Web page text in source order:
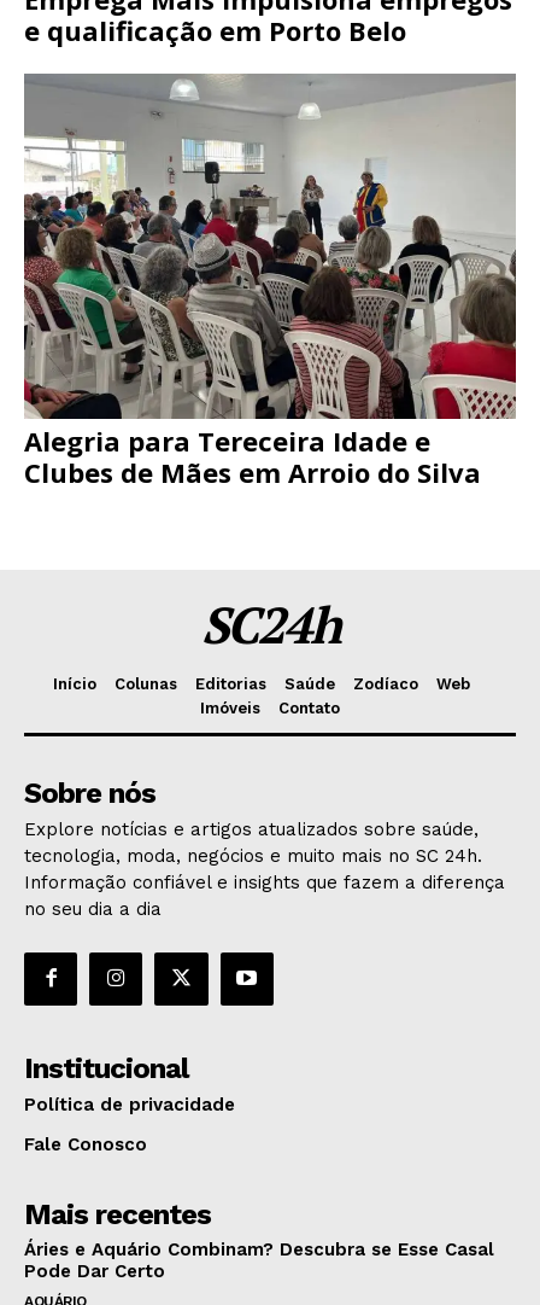
e qualificação em Porto Belo
Alegria para Tereceira Idade e
Clubes de Mães em Arroio do Silva
SC24h
Início Colunas Editorias Saúde Zodíaco
Web
Imóveis
Contato
Sobre nós
Explore notícias e artigos atualizados sobre saúde,
tecnologia, moda, negócios e muito mais no SC 24h.
Informação confiável e insights que fazem a diferença
no seu dia a dia
Institucional
Política de privacidade
Fale Conosco
Mais recentes
Áries e Aquário Combinam? Descubra se Esse Casal
Pode Dar Certo
AQUÁRIO